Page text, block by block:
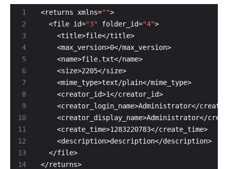
3
4
5
6
7
8
9
10
13
14
<returns xmlns=""
  <file id=
"3" folder_id="4"
</returns>